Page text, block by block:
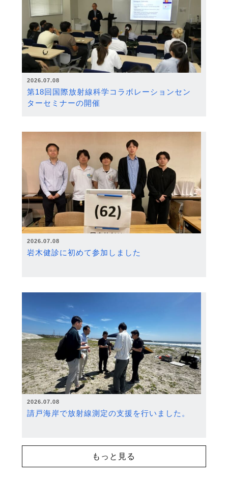
2026.07.08
第18回国際放射線科学コラボレーションセン
ターセミナーの開催
2026.07.08
岩木健診に初めて参加しました
2026.07.08
請戸海岸で放射線測定の支援を行いました。
もっと見る